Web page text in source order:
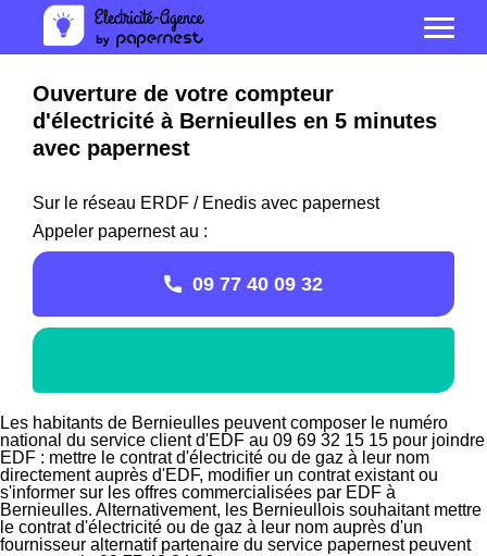
Ouverture de votre compteur
d'électricité à Bernieulles en 5 minutes
avec papernest
Sur le réseau ERDF / Enedis avec papernest
Appeler papernest au :
09 77 40 09 32
Les habitants de Bernieulles peuvent composer le numéro
national du service client d'EDF au 09 69 32 15 15 pour joindre
EDF : mettre le contrat d'électricité ou de gaz à leur nom
directement auprès d'EDF, modifier un contrat existant ou
s'informer sur les offres commercialisées par EDF à
Bernieulles. Alternativement, les Bernieullois souhaitant mettre
le contrat d'électricité ou de gaz à leur nom auprès d'un
fournisseur alternatif partenaire du service papernest peuvent